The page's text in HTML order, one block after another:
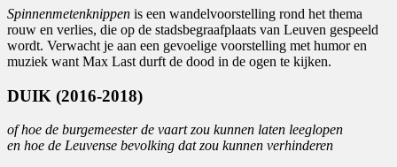
Spinnenmetenknippen is een wandelvoorstelling rond het thema
rouw en verlies, die op de stadsbegraafplaats van Leuven gespeeld
wordt. Verwacht je aan een gevoelige voorstelling met humor en
muziek want Max Last durft de dood in de ogen te kijken.
DUIK (2016-2018)
of hoe de burgemeester de vaart zou kunnen laten leeglopen
en hoe de Leuvense bevolking dat zou kunnen verhinderen